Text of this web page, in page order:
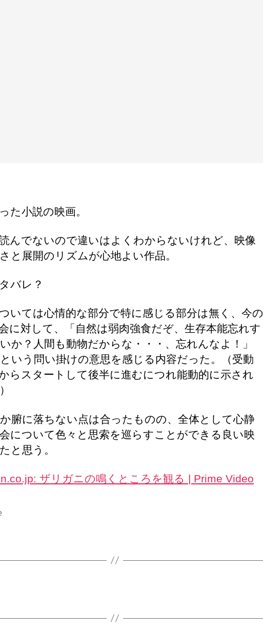
た小説の映画。
んでないので違いはよくわからないけれど、映像
と展開のリズムが心地よい作品。
バレ？
いては心情的な部分で特に感じる部分は無く、今の
に対して、「自然は弱肉強食だぞ、生存本能忘れす
か？人間も動物だからな・・・、忘れんなよ！」
いう問い掛けの意思を感じる内容だった。（受動
らスタートして後半に進むにつれ能動的に示され
腑に落ちない点は合ったものの、全体として心静
について色々と思索を巡らすことができる良い映
と思う。
ザリガニの鳴くところを観る | Prime Video